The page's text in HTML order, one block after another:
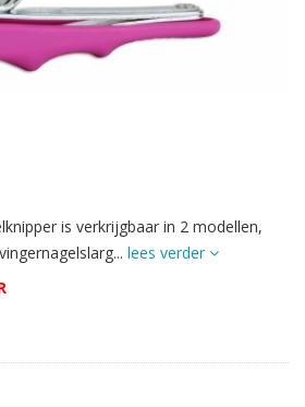
is verkrijgbaar in 2 modellen,
lees verder